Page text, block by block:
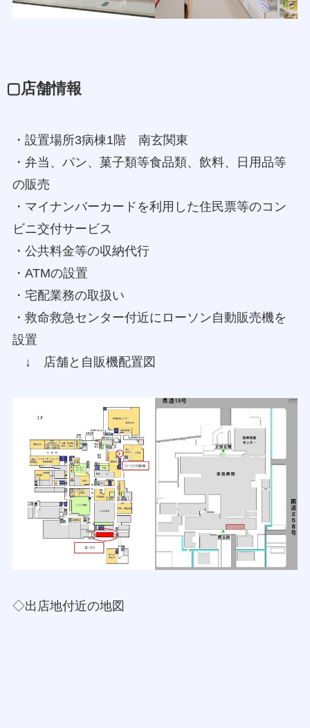
▢店舗情報
・設置場所3病棟1階 南玄関東
・弁当、パン、菓子類等食品類、飲料、日用品等
の販売
・マイナンバーカードを利用した住民票等のコン
ビニ交付サービス
・公共料金等の収納代行
・ATMの設置
・宅配業務の取扱い
・救命救急センター付近にローソン自動販売機を
設置
↓ 店舗と自販機配置図
◇出店地付近の地図